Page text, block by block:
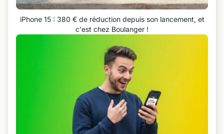
iPhone 15 : 380 € de réduction depuis son lancement, et
c'est chez Boulanger !